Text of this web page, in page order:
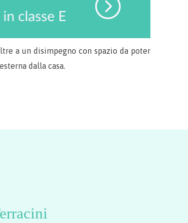
a un disimpegno con spazio da poter
dalla casa.